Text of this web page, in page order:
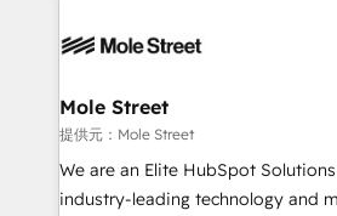
workflows; automation agents;
Healthcare: HIPAA
workflows 💼 Financial Services:
workflows; audit-ready reporting ⚖️
intake; pipeline and document
Mole Street
提供元：Mole Street
We are an Elite HubSpot
industry-leading technology and